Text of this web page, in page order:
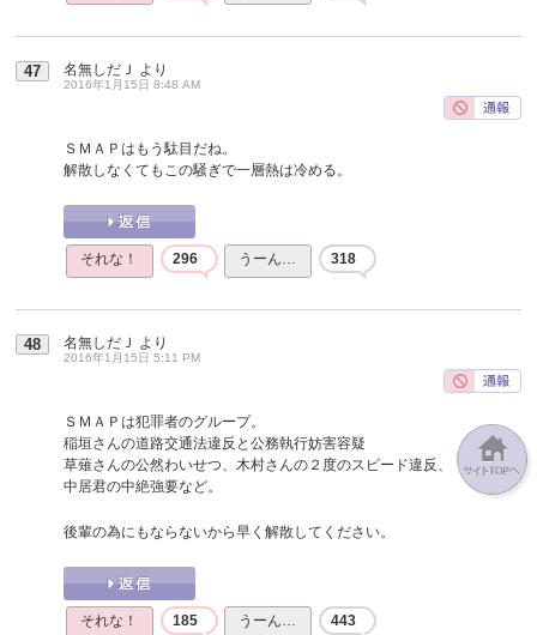
47 名無しだＪ より
2016年1月15日 8:48 AM
ＳＭＡＰはもう駄目だね。
解散しなくてもこの騒ぎで一層熱は冷める。
それな！ 296 うーん… 318
48 名無しだＪ より
2016年1月15日 5:11 PM
ＳＭＡＰは犯罪者のグループ。
稲垣さんの道路交通法違反と公務執行妨害容疑
草薙さんの公然わいせつ、木村さんの２度のスピード違反、
中居君の中絶強要など。
後輩の為にもならないから早く解散してください。
それな！ 185 うーん… 443